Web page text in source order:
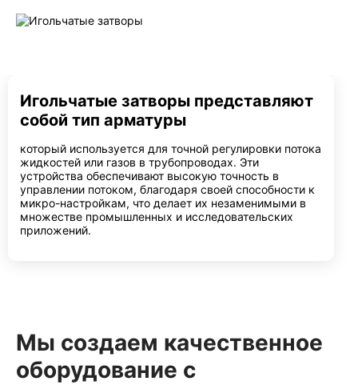
Игольчатые затворы представляют
собой тип арматуры
который используется для точной регулировки потока
жидкостей или газов в трубопроводах. Эти
устройства обеспечивают высокую точность в
управлении потоком, благодаря своей способности к
микро-настройкам, что делает их незаменимыми в
множестве промышленных и исследовательских
приложений.
Мы создаем качественное
оборудование с